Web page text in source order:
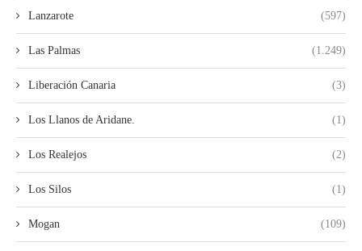
Lanzarote (597)
Las Palmas (1.249)
Liberación Canaria (3)
Los Llanos de Aridane. (1)
Los Realejos (2)
Los Silos (1)
Mogan (109)